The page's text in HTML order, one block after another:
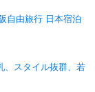
自由旅行 日本宿泊
、スタイル抜群、若